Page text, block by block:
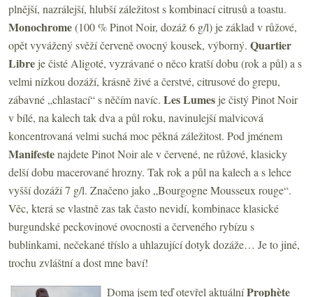
plnější, nazrálejší, hlubší záležitost s kombinací citrusů a toastu.
Monochrome(100 % Pinot Noir, dozáž 6 g/l) je základ v růžové,
opět vyvážený svěží červeně ovocný kousek, výborný. Quartier
Libre je čisté Aligoté, vyzrávané o něco kratší dobu (rok a půl) a s
velmi nízkou dozáží, krásně živé a čerstvé, citrusové do grepu,
zábavné „chlastací“ s něčím navíc. Les Lumes je čistý Pinot Noir
v bílé, na kalech tak dva a půl roku, navinulejší malvicová
koncentrovaná velmi suchá moc pěkná záležitost. Pod jménem
Manifestenajdete Pinot Noir ale v červené, ne růžové, klasicky
delší dobu macerované hrozny. Tak rok a půl na kalech a s lehce
vyšší dozáží 7 g/l. Značeno jako „Bourgogne Mousseux rouge“.
Věc, která se vlastně zas tak často nevidí, kombinace klasické
burgundské peckovinové ovocnosti a červeného rybízu s
bublinkami, nečekané tříslo a uhlazující dotyk dozáže… Je to jiné,
trochu zvláštní a dost mne baví!
Doma jsem teď otevřel aktuálníProphète